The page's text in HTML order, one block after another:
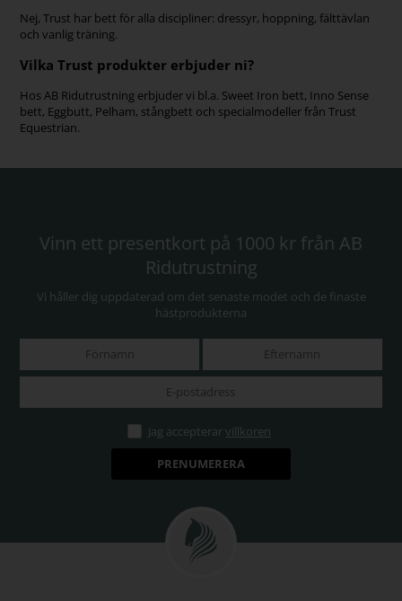
Nej, Trust har bett för alla discipliner: dressyr, hoppning, fälttävlan
och vanlig träning.
Vilka Trust produkter erbjuder ni?
Hos AB Ridutrustning erbjuder vi bl.a. Sweet Iron bett, Inno Sense
bett, Eggbutt, Pelham, stångbett och specialmodeller från Trust
Equestrian.
Vinn ett presentkort på 1000 kr från AB
Ridutrustning
Vi håller dig uppdaterad om det senaste modet och de finaste
hästprodukterna
Jag accepterarvillkoren